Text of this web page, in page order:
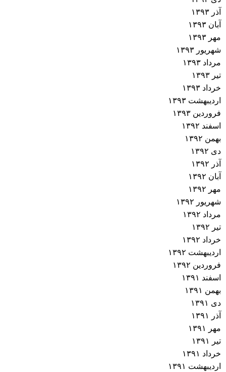
آذر ۱۳۹۳
آبان ۱۳۹۳
مهر ۱۳۹۳
شهریور ۱۳۹۳
مرداد ۱۳۹۳
تیر ۱۳۹۳
خرداد ۱۳۹۳
اردیبهشت ۱۳۹۳
فروردین ۱۳۹۳
اسفند ۱۳۹۲
بهمن ۱۳۹۲
دی ۱۳۹۲
آذر ۱۳۹۲
آبان ۱۳۹۲
مهر ۱۳۹۲
شهریور ۱۳۹۲
مرداد ۱۳۹۲
تیر ۱۳۹۲
خرداد ۱۳۹۲
اردیبهشت ۱۳۹۲
فروردین ۱۳۹۲
اسفند ۱۳۹۱
بهمن ۱۳۹۱
دی ۱۳۹۱
آذر ۱۳۹۱
مهر ۱۳۹۱
تیر ۱۳۹۱
خرداد ۱۳۹۱
اردیبهشت ۱۳۹۱